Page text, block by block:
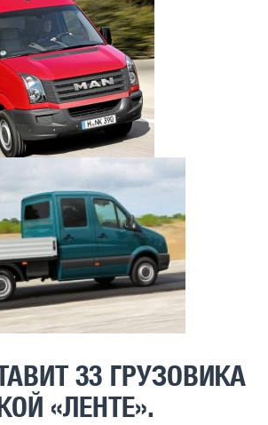
33 ГРУЗОВИКА
«ЛЕНТЕ».